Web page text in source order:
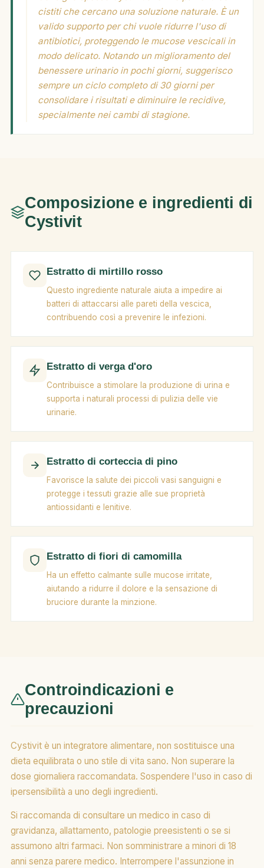
cistiti che cercano una soluzione naturale. È un
valido supporto per chi vuole ridurre l'uso di
antibiotici, proteggendo le mucose vescicali in
modo delicato. Notando un miglioramento del
benessere urinario in pochi giorni, suggerisco
sempre un ciclo completo di 30 giorni per
consolidare i risultati e diminuire le recidive,
specialmente nei cambi di stagione.
Composizione e ingredienti di
Cystivit
Estratto di mirtillo rosso
Questo ingrediente naturale aiuta a impedire ai
batteri di attaccarsi alle pareti della vescica,
contribuendo così a prevenire le infezioni.
Estratto di verga d'oro
Contribuisce a stimolare la produzione di urina e
supporta i naturali processi di pulizia delle vie
urinarie.
Estratto di corteccia di pino
Favorisce la salute dei piccoli vasi sanguigni e
protegge i tessuti grazie alle sue proprietà
antiossidanti e lenitive.
Estratto di fiori di camomilla
Ha un effetto calmante sulle mucose irritate,
aiutando a ridurre il dolore e la sensazione di
bruciore durante la minzione.
Controindicazioni e
precauzioni
Cystivit è un integratore alimentare, non sostituisce una
dieta equilibrata o uno stile di vita sano. Non superare la
dose giornaliera raccomandata. Sospendere l'uso in caso di
ipersensibilità a uno degli ingredienti.
Si raccomanda di consultare un medico in caso di
gravidanza, allattamento, patologie preesistenti o se si
assumono altri farmaci. Non somministrare a minori di 18
anni senza parere medico. Interrompere l'assunzione in